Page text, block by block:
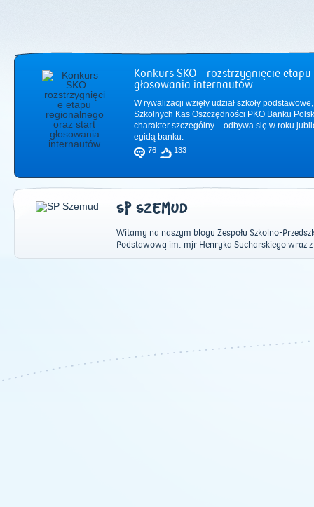
Konkurs SKO – rozstrzygnięcie
głosowania internautów
W rywalizacji wzięły udział szkoły
Szkolnych Kas Oszczędności PKO Banku
charakter szczególny – odbywa się w roku
egidą banku.
76 133
SP SZEMUD
Witamy na naszym blogu Zespołu Szkolno-
Podstawową im. mjr Henryka Sucharskiego wraz z